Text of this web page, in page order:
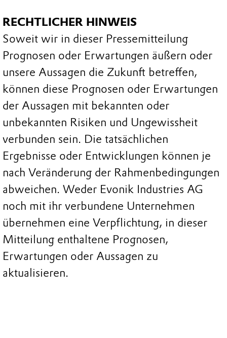
RECHTLICHER HINWEIS
Soweit wir in dieser Pressemitteilung
Prognosen oder Erwartungen äußern oder
unsere Aussagen die Zukunft betreffen,
können diese Prognosen oder Erwartungen
der Aussagen mit bekannten oder
unbekannten Risiken und Ungewissheit
verbunden sein. Die tatsächlichen
Ergebnisse oder Entwicklungen können je
nach Veränderung der Rahmenbedingungen
abweichen. Weder Evonik Industries AG
noch mit ihr verbundene Unternehmen
übernehmen eine Verpflichtung, in dieser
Mitteilung enthaltene Prognosen,
Erwartungen oder Aussagen zu
aktualisieren.